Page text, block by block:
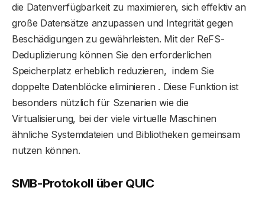
die Datenverfügbarkeit zu maximieren, sich effektiv an
große Datensätze anzupassen und Integrität gegen
Beschädigungen zu gewährleisten. Mit der ReFS-
Deduplizierung können Sie den erforderlichen
Speicherplatz erheblich reduzieren, indem Sie
doppelte Datenblöcke eliminieren . Diese Funktion ist
besonders nützlich für Szenarien wie die
Virtualisierung, bei der viele virtuelle Maschinen
ähnliche Systemdateien und Bibliotheken gemeinsam
nutzen können.
SMB-Protokoll über QUIC